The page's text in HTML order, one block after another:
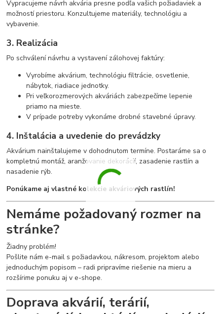
Vypracujeme návrh akvária presne podľa vašich požiadaviek a
možností priestoru. Konzultujeme materiály, technológiu a
vybavenie.
3. Realizácia
Po schválení návrhu a vystavení zálohovej faktúry:
Vyrobíme akvárium, technológiu filtrácie, osvetlenie,
nábytok, riadiace jednotky.
Pri veľkorozmerových akváriách zabezpečíme lepenie
priamo na mieste.
V prípade potreby vykonáme drobné stavebné úpravy.
4. Inštalácia a uvedenie do prevádzky
Akvárium nainštalujeme v dohodnutom termíne. Postaráme sa o
kompletnú montáž, aranžovanie dekorácií, zasadenie rastlín a
nasadenie rýb.
Ponúkame aj vlastné kolekcie akváriových rastlín!
Nemáme požadovaný rozmer na
stránke?
Žiadny problém!
Pošlite nám e-mail s požiadavkou, nákresom, projektom alebo
jednoduchým popisom – radi pripravíme riešenie na mieru a
rozšírime ponuku aj v e-shope.
Doprava akvárií, terárií,